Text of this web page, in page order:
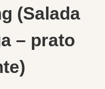
(Salada
– prato